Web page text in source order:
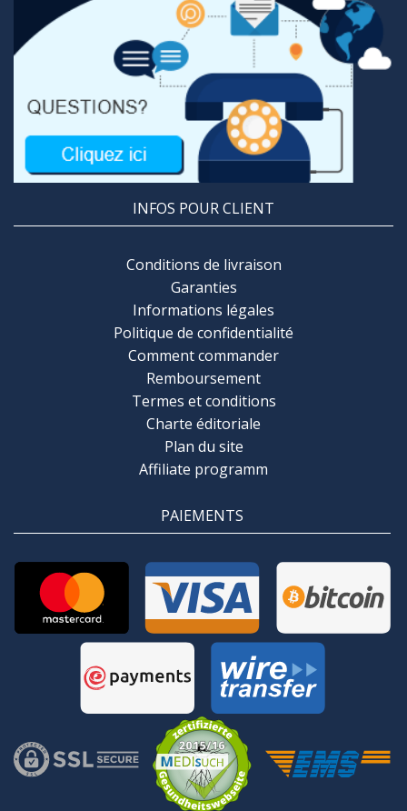
INFOS POUR CLIENT
Conditions de livraison
Garanties
Informations légales
Politique de confidentialité
Comment commander
Remboursement
Termes et conditions
Charte éditoriale
Plan du site
Affiliate programm
PAIEMENTS